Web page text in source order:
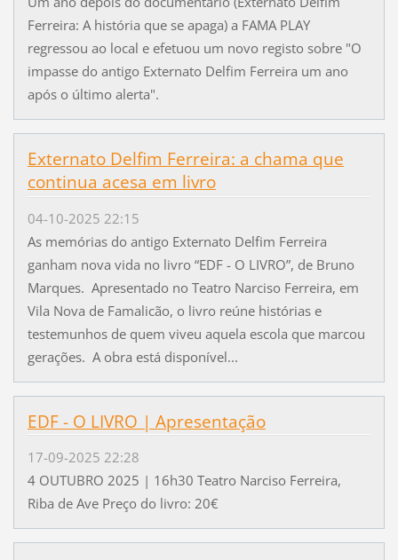
Ferreira: A história que se apaga) a FAMA PLAY
regressou ao local e efetuou um novo registo sobre "O
impasse do antigo Externato Delfim Ferreira um ano
após o último alerta".
Externato Delfim Ferreira: a chama que
continua acesa em livro
04-10-2025 22:15
As memórias do antigo Externato Delfim Ferreira
ganham nova vida no livro “EDF - O LIVRO”, de Bruno
Marques. Apresentado no Teatro Narciso Ferreira, em
Vila Nova de Famalicão, o livro reúne histórias e
testemunhos de quem viveu aquela escola que marcou
gerações. A obra está disponível...
EDF - O LIVRO | Apresentação
17-09-2025 22:28
4 OUTUBRO 2025 | 16h30 Teatro Narciso Ferreira,
Riba de Ave Preço do livro: 20€